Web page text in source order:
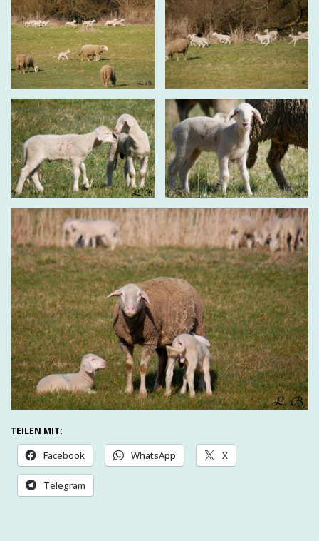
TEILEN MIT:
Facebook WhatsApp X
Telegram